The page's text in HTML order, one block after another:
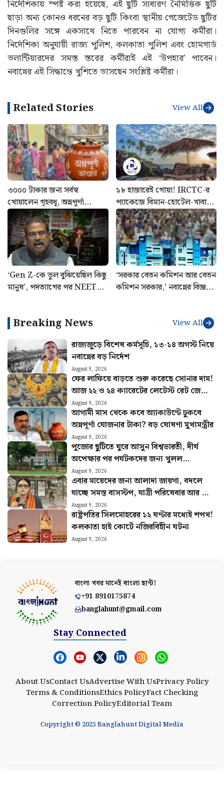
নির্দেশিকায় স্পষ্ট করা হয়েছে, এই ছুটি সাধারণ নৈমিত্তিক ছুটি
ছাড়া অন্য কোনও ধরনের বড় ছুটি কিংবা স্থানীয় গেজেটেড ছুটির
দিনগুলির সঙ্গে একসাথে নিতে পারবেন না যোগ্য কর্মীরা।
নির্দেশিকা অনুযায়ী রাজ্য পুলিশ, কলকাতা পুলিশ এবং হোমগার্ড
ভলান্টিয়ারদের সমস্ত স্তরের কর্মীরাই এই ‘উপহার’ পাবেন।
নবান্নের এই সিদ্ধান্তে খুশিতে ভাসছেন সংশ্লিষ্ট কর্মীরা।
Related Stories View All
৩০০০ টাকার জন্য সর্বস্ব
খোয়ালেন গৃহবধূ, অন্নপূর্ণা
যোজনার নামে বিরাট প্রতারণা
১৮ হাজারেই গোয়া! IRCTC-র
প্যাকেজে বিমান-হোটেল-খাবার,
জানুন পুরো খরচ
‘Gen Z-কে ভুল বুঝিয়েছিল কিছু
মানুষ’, পদত্যাগের পর NEET
‘সরকার বেতন কমিশন আর বেতন
কমিশন সরকার,’ নবান্নের বিজ্ঞপ্তি
Breaking News View All
রাজ্যজুড়ে বিশেষ কর্মসূচি, ১৩-১৪ অগস্ট নিয়ে
নবান্নের বড় নির্দেশ
August 9, 2026
ফের লাফিয়ে বাড়তে শুরু করেছে সোনার দাম!
আজ ২২ ও ২৪ ক্যারেটের লেটেস্ট রেট জেনে
নিন
August 9, 2026
আগামী মাস থেকে কবে অ্যাকাউন্টে ঢুকবে
অন্নপূর্ণা যোজনার টাকা? বড় ঘোষণা মুখ্যমন্ত্রীর
August 9, 2026
পুজোর ছুটিতে ঘুরে আসুন বিশ্বভারতী, দীর্ঘ
অপেক্ষার পর পর্যটকদের জন্য খুলল
শান্তিনিকেতন গৃহ
August 9, 2026
এবার মায়েদের জন্য আলাদা জায়গা, বদলে
যাচ্ছে সমস্ত বাসস্টপ, যাত্রী পরিষেবার আর কী
কী পরিবর্তন?
August 9, 2026
রাষ্ট্রপতির সিলমোহরের ১২ ঘণ্টার মধ্যেই শপথ!
কলকাতা হাই কোর্টে নজিরবিহীন ঘটনা
August 9, 2026
বাংলা খবর মানেইবাংলা হান্ট!
+91 8910175874
banglahunt@gmail.com
Stay Connected
About UsContact UsAdvertise With UsPrivacy Policy
Terms & ConditionsEthics PolicyFact Checking
Correction PolicyEditorial Team
Copyright © 2025 Banglahunt Digital Media